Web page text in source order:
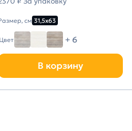
см 31,5х63
Цвет + 6
В корзину